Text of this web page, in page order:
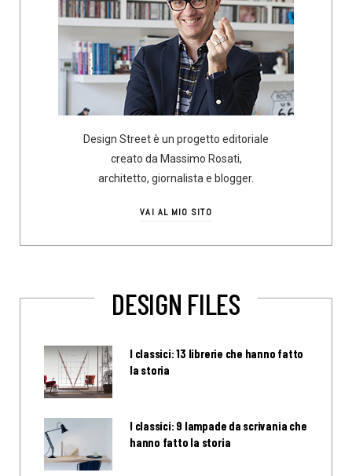
Design Street è un progetto editoriale
creato da Massimo Rosati,
architetto, giornalista e blogger.
VAI AL MIO SITO
DESIGN FILES
I classici: 13 librerie che hanno fatto
la storia
I classici: 9 lampade da scrivania che
hanno fatto la storia